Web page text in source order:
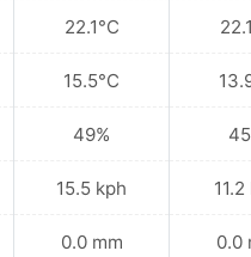
22.1°C
15.5°C
49%
15.5 kph
0.0 mm 0.0